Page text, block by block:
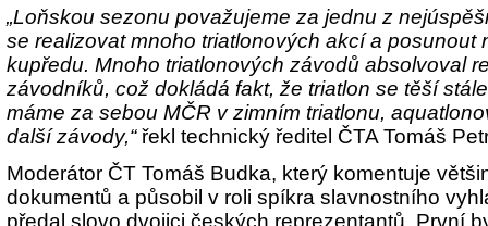
„Loňskou sezonu považujeme za jednu z
se realizovat mnoho triatlonových akcí a posunout
kupředu. Mnoho triatlonových závodů absolvoval
závodníků, což dokládá fakt, že triatlon se těší
máme za sebou MČR v zimním triatlonu,
další závody,“řekl technický ředitel ČTA Tomáš
Moderátor ČT Tomáš Budka, který komentuje
dokumentů a působil v roli spíkra slavnostního
předal slovo dvojici českých reprezentantů. První